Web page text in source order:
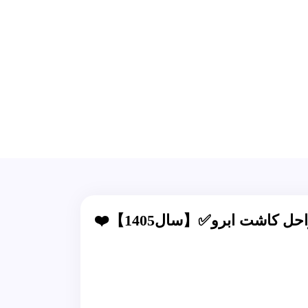
کاشت ابرو✅【سال1405】❤️